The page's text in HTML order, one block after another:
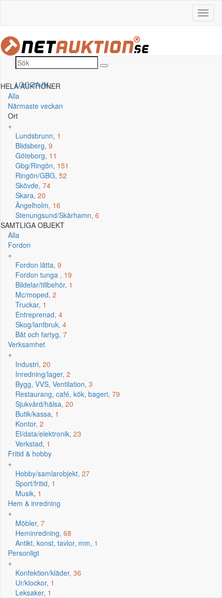
LOGGA IN
HELA AUKTIONER
Alla
Närmaste veckan
Ort
+
Lundsbrunn, 1
Blidsberg, 9
Göteborg, 11
Gbg/Ringön, 151
Ringön/GBG, 52
Skövde, 74
Skara, 20
Ängelholm, 16
Stenungsund/Skärhamn, 6
SAMTLIGA OBJEKT
Alla
Fordon
+
Fordon lätta, 9
Fordon tunga , 19
Bildelar/tillbehör, 1
Mc/moped, 2
Truckar, 1
Entreprenad, 4
Skog/lantbruk, 4
Båt och fartyg, 7
Verksamhet
+
Industri, 20
Inredning/lager, 2
Bygg, VVS, Ventilation, 3
Restaurang, café, kök, bageri, 79
Sjukvård/hälsa, 20
Butik/kassa, 1
Kontor, 2
El/data/elektronik, 23
Verkstad, 1
Fritid & hobby
+
Hobby/samlarobjekt, 27
Sport/fritid, 1
Musik, 1
Hem & inredning
+
Möbler, 7
Heminredning, 68
Antikt, konst, tavlor, mm, 1
Personligt
+
Konfektion/kläder, 36
Ur/klockor, 1
Leksaker, 1